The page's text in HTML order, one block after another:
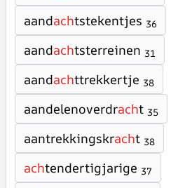
aandachtstekentjes 36
aandachtsterreinen 31
aandachttrekkertje 38
aandelenoverdracht 35
aantrekkingskracht 38
achtendertigjarige 37